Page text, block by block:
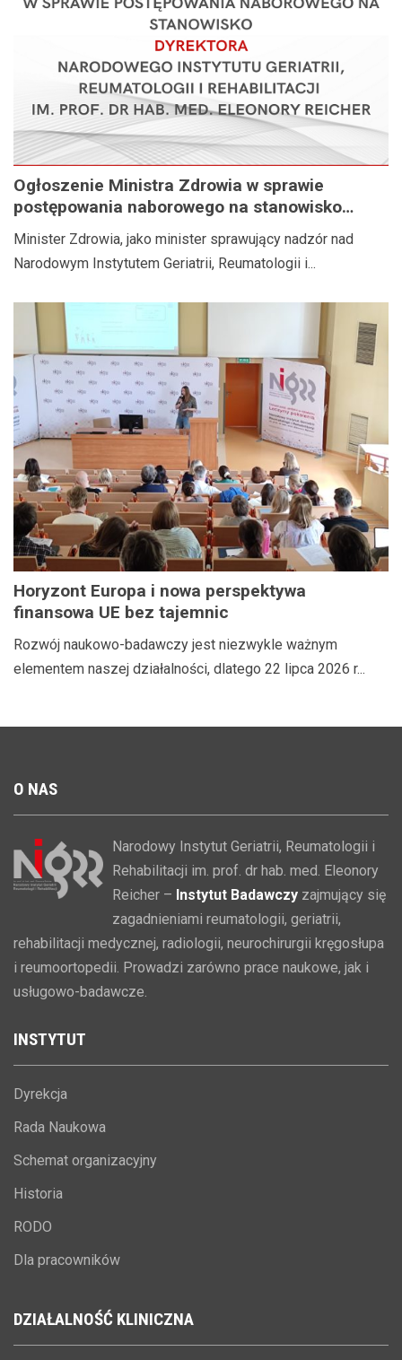
Ogłoszenie Ministra Zdrowia w sprawie
postępowania naborowego na stanowisko
Dyrektora Narodowego Instytutu Geriatrii,
Reumatologii i Rehabilitacji im. prof. dr hab.
med. Eleonory Reicher
Minister Zdrowia, jako minister sprawujący nadzór nad
Narodowym Instytutem Geriatrii, Reumatologii i...
Horyzont Europa i nowa perspektywa
finansowa UE bez tajemnic
Rozwój naukowo-badawczy jest niezwykle ważnym
elementem naszej działalności, dlatego 22 lipca 2026 r...
O NAS
Narodowy Instytut Geriatrii, Reumatologii i
Rehabilitacji im. prof. dr hab. med. Eleonory
Reicher – Instytut Badawczy zajmujący się
zagadnieniami reumatologii, geriatrii,
rehabilitacji medycznej, radiologii, neurochirurgii kręgosłupa
i reumoortopedii. Prowadzi zarówno prace naukowe, jak i
usługowo-badawcze.
INSTYTUT
Dyrekcja
Rada Naukowa
Schemat organizacyjny
Historia
RODO
Dla pracowników
DZIAŁALNOŚĆ KLINICZNA